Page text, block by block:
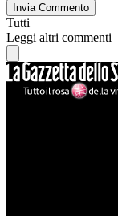
Invia Commento
Tutti
Leggi altri commenti